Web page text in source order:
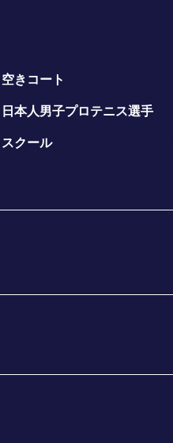
空きコート
日本人男子プロテニス選手
スクール